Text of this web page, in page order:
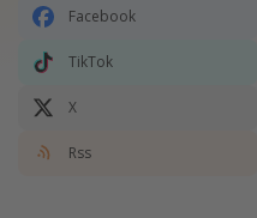
Facebook
TikTok
X
Rss